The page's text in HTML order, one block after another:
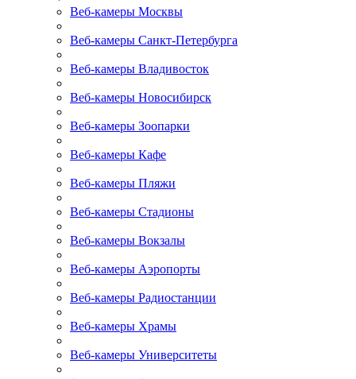
Веб-камеры Москвы
Веб-камеры Санкт-Петербурга
Веб-камеры Владивосток
Веб-камеры Новосибирск
Веб-камеры Зоопарки
Веб-камеры Кафе
Веб-камеры Пляжи
Веб-камеры Стадионы
Веб-камеры Вокзалы
Веб-камеры Аэропорты
Веб-камеры Радиостанции
Веб-камеры Храмы
Веб-камеры Университеты